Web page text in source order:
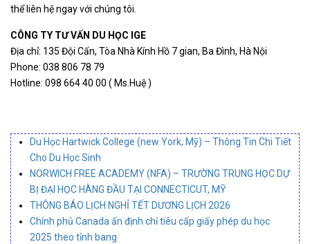
thể liên hệ ngay với chúng tôi.
CÔNG TY TƯ VẤN DU HỌC IGE
Địa chỉ: 135 Đội Cấn, Tòa Nhà Kính Hồ 7 gian, Ba Đình, Hà Nội
Phone: 038 806 78 79
Hotline: 098 664 40 00 ( Ms.Huệ )
Du Học Hartwick College (new York, Mỹ) – Thông Tin Chi Tiết
Cho Du Học Sinh
NORWICH FREE ACADEMY (NFA) – TRƯỜNG TRUNG HỌC DỰ
BỊ ĐẠI HỌC HÀNG ĐẦU TẠI CONNECTICUT, MỸ
THÔNG BÁO LỊCH NGHỈ TẾT DƯƠNG LỊCH 2026
Chính phủ Canada ấn định chỉ tiêu cấp giấy phép du học
2025 theo tỉnh bang